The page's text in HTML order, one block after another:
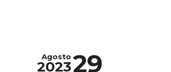
29
Agosto
2023